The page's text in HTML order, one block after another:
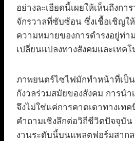
อย่างละเอียดนี้เผยให้เห็นถึงกา
จักรวาลที่ซับซ้อน ซึ่งเชื้อเชิญใ
ความหมายของการดำรงอยู่ท่า
เปลี่ยนแปลงทางสังคมและเทคโ
ภาพยนตร์ไซไฟมักทำหน้าที่เป็
กังวลร่วมสมัยของสังคม การน
จึงไม่ใช่แค่การคาดเดาทางเท
คำถามเชิงลึกต่อวิถีชีวิตปัจจุบัน
งานระดับนี้บนแพลตฟอร์มสาก